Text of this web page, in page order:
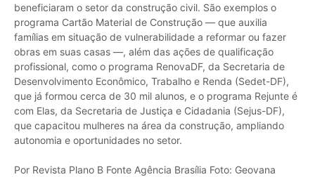
beneficiaram o setor da construção civil. São exemplos o
programa Cartão Material de Construção — que auxilia
famílias em situação de vulnerabilidade a reformar ou fazer
obras em suas casas —, além das ações de qualificação
profissional, como o programa RenovaDF, da Secretaria de
Desenvolvimento Econômico, Trabalho e Renda (Sedet-DF),
que já formou cerca de 30 mil alunos, e o programa Rejunte é
com Elas, da Secretaria de Justiça e Cidadania (Sejus-DF),
que capacitou mulheres na área da construção, ampliando
autonomia e oportunidades no setor.
Por Revista Plano B Fonte Agência Brasília Foto: Geovana